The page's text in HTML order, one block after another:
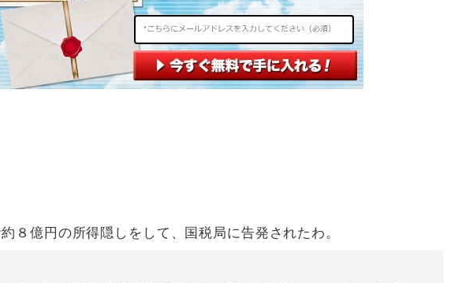
８億円の所得隠しをして、国税局に告発されたわ。